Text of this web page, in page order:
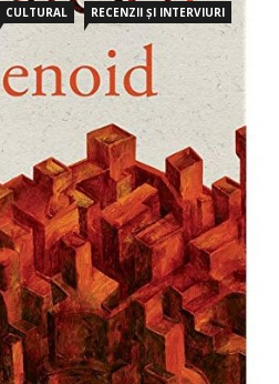
CULTURAL RECENZII ȘI INTERVIURI